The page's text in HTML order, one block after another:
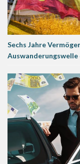
Sechs Jahre
Auswanderungswelle